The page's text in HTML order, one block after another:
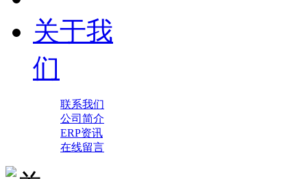
关于我
们
联系我们
公司简介
ERP资讯
在线留言